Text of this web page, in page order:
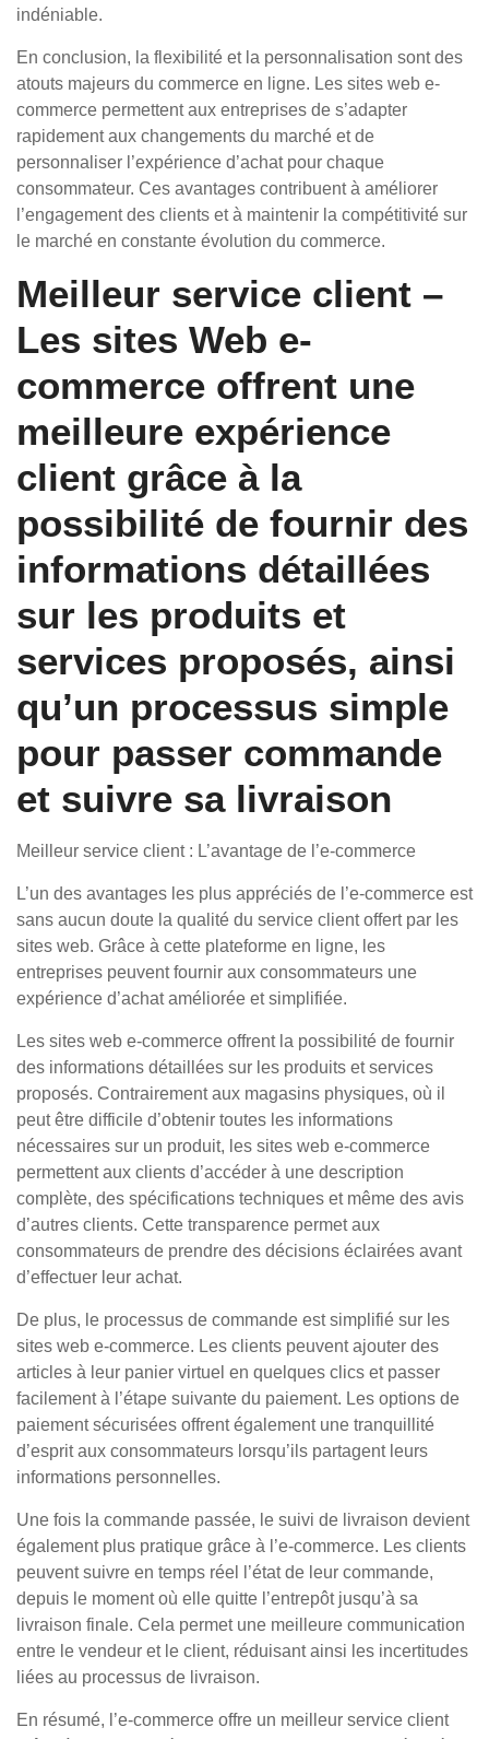
indéniable.
En conclusion, la flexibilité et la personnalisation sont des
atouts majeurs du commerce en ligne. Les sites web e-
commerce permettent aux entreprises de s’adapter
rapidement aux changements du marché et de
personnaliser l’expérience d’achat pour chaque
consommateur. Ces avantages contribuent à améliorer
l’engagement des clients et à maintenir la compétitivité sur
le marché en constante évolution du commerce.
Meilleur service client –
Les sites Web e-
commerce offrent une
meilleure expérience
client grâce à la
possibilité de fournir des
informations détaillées
sur les produits et
services proposés, ainsi
qu’un processus simple
pour passer commande
et suivre sa livraison
Meilleur service client : L’avantage de l’e-commerce
L’un des avantages les plus appréciés de l’e-commerce est
sans aucun doute la qualité du service client offert par les
sites web. Grâce à cette plateforme en ligne, les
entreprises peuvent fournir aux consommateurs une
expérience d’achat améliorée et simplifiée.
Les sites web e-commerce offrent la possibilité de fournir
des informations détaillées sur les produits et services
proposés. Contrairement aux magasins physiques, où il
peut être difficile d’obtenir toutes les informations
nécessaires sur un produit, les sites web e-commerce
permettent aux clients d’accéder à une description
complète, des spécifications techniques et même des avis
d’autres clients. Cette transparence permet aux
consommateurs de prendre des décisions éclairées avant
d’effectuer leur achat.
De plus, le processus de commande est simplifié sur les
sites web e-commerce. Les clients peuvent ajouter des
articles à leur panier virtuel en quelques clics et passer
facilement à l’étape suivante du paiement. Les options de
paiement sécurisées offrent également une tranquillité
d’esprit aux consommateurs lorsqu’ils partagent leurs
informations personnelles.
Une fois la commande passée, le suivi de livraison devient
également plus pratique grâce à l’e-commerce. Les clients
peuvent suivre en temps réel l’état de leur commande,
depuis le moment où elle quitte l’entrepôt jusqu’à sa
livraison finale. Cela permet une meilleure communication
entre le vendeur et le client, réduisant ainsi les incertitudes
liées au processus de livraison.
En résumé, l’e-commerce offre un meilleur service client